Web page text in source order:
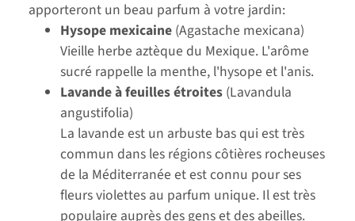
apporteront un beau parfum à votre jardin:
Hysope mexicaine (Agastache mexicana)
Vieille herbe aztèque du Mexique. L'arôme
sucré rappelle la menthe, l'hysope et l'anis.
Lavande à feuilles étroites (Lavandula
angustifolia)
La lavande est un arbuste bas qui est très
commun dans les régions côtières rocheuses
de la Méditerranée et est connu pour ses
fleurs violettes au parfum unique. Il est très
populaire auprès des gens et des abeilles.